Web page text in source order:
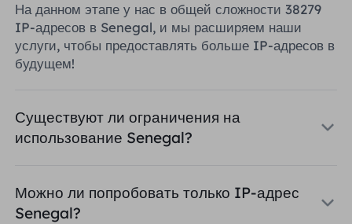
На данном этапе у нас в общей сложности 38279
IP-адресов в Senegal, и мы расширяем наши
услуги, чтобы предоставлять больше IP-адресов в
будущем!
Существуют ли ограничения на
использование Senegal?
Можно ли попробовать только IP-адрес
Senegal?